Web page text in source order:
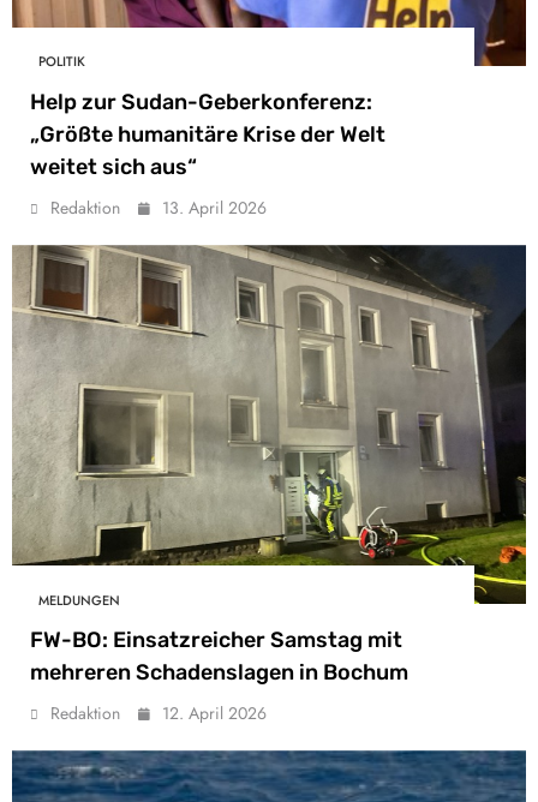
POLITIK
Help zur Sudan-Geberkonferenz:
„Größte humanitäre Krise der Welt
weitet sich aus“
Redaktion 13. April 2026
MELDUNGEN
FW-BO: Einsatzreicher Samstag mit
mehreren Schadenslagen in Bochum
Redaktion 12. April 2026